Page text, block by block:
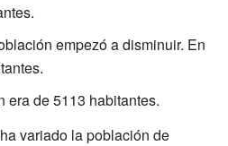
empezó a disminuir. En
era de 5113 habitantes.
variado la población de